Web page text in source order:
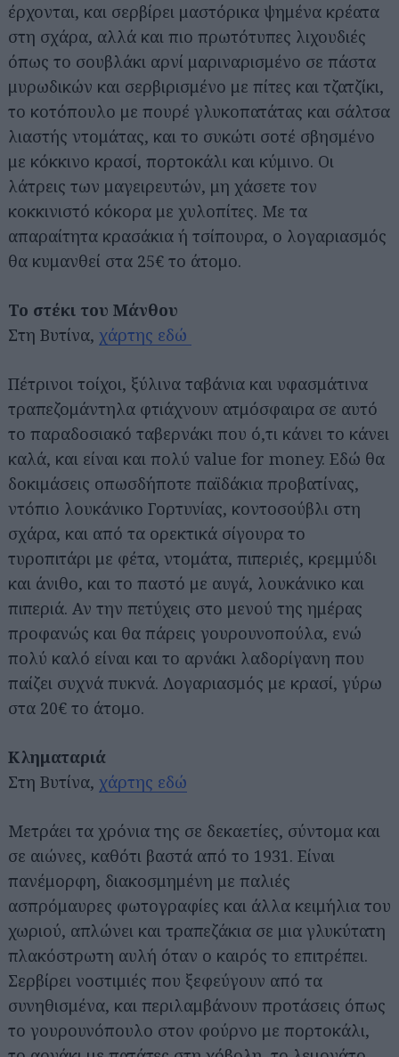
έρχονται, και σερβίρει μαστόρικα ψημένα κρέατα
στη σχάρα, αλλά και πιο πρωτότυπες λιχουδιές
όπως το σουβλάκι αρνί μαριναρισμένο σε πάστα
μυρωδικών και σερβιρισμένο με πίτες και τζατζίκι,
το κοτόπουλο με πουρέ γλυκοπατάτας και σάλτσα
λιαστής ντομάτας, και το συκώτι σοτέ σβησμένο
με κόκκινο κρασί, πορτοκάλι και κύμινο. Οι
λάτρεις των μαγειρευτών, μη χάσετε τον
κοκκινιστό κόκορα με χυλοπίτες. Με τα
απαραίτητα κρασάκια ή τσίπουρα, ο λογαριασμός
θα κυμανθεί στα 25€ το άτομο.
Το στέκι του Μάνθου
Στη Βυτίνα, χάρτης εδώ
Πέτρινοι τοίχοι, ξύλινα ταβάνια και υφασμάτινα
τραπεζομάντηλα φτιάχνουν ατμόσφαιρα σε αυτό
το παραδοσιακό ταβερνάκι που ό,τι κάνει το κάνει
καλά, και είναι και πολύ value for money. Εδώ θα
δοκιμάσεις οπωσδήποτε παϊδάκια προβατίνας,
ντόπιο λουκάνικο Γορτυνίας, κοντοσούβλι στη
σχάρα, και από τα ορεκτικά σίγουρα το
τυροπιτάρι με φέτα, ντομάτα, πιπεριές, κρεμμύδι
και άνιθο, και το παστό με αυγά, λουκάνικο και
πιπεριά. Αν την πετύχεις στο μενού της ημέρας
προφανώς και θα πάρεις γουρουνοπούλα, ενώ
πολύ καλό είναι και το αρνάκι λαδορίγανη που
παίζει συχνά πυκνά. Λογαριασμός με κρασί, γύρω
στα 20€ το άτομο.
Κληματαριά
Στη Βυτίνα, χάρτης εδώ
Μετράει τα χρόνια της σε δεκαετίες, σύντομα και
σε αιώνες, καθότι βαστά από το 1931. Είναι
πανέμορφη, διακοσμημένη με παλιές
ασπρόμαυρες φωτογραφίες και άλλα κειμήλια του
χωριού, απλώνει και τραπεζάκια σε μια γλυκύτατη
πλακόστρωτη αυλή όταν ο καιρός το επιτρέπει.
Σερβίρει νοστιμιές που ξεφεύγουν από τα
συνηθισμένα, και περιλαμβάνουν προτάσεις όπως
το γουρουνόπουλο στον φούρνο με πορτοκάλι,